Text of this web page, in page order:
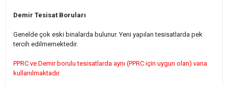
Demir Tesisat Boruları
Genelde çok eski binalarda bulunur. Yeni yapılan tesisatlarda pek
tercih edilmemektedir.
PPRC ve Demir borulu tesisatlarda aynı (PPRC için uygun olan) vana
kullanılmaktadır.